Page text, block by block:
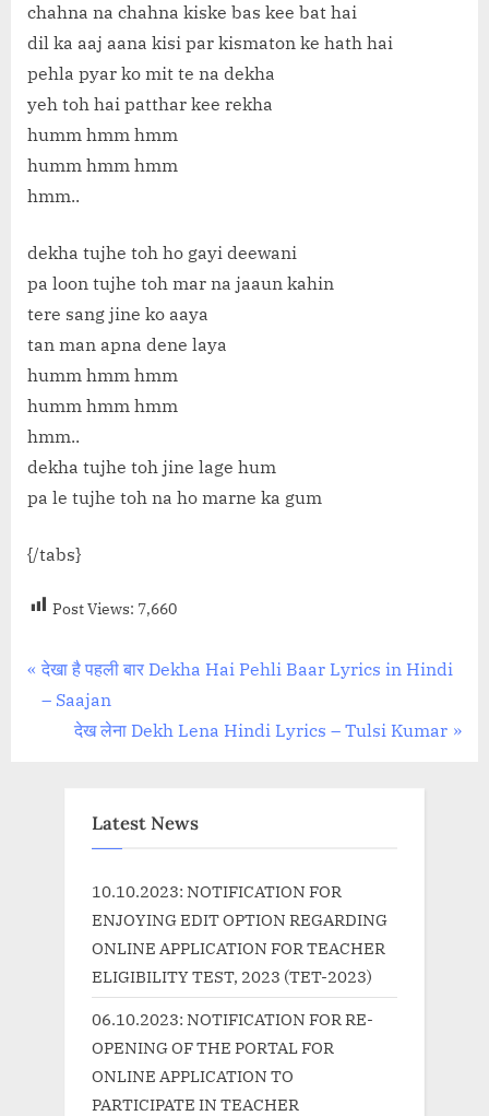
chahna na chahna kiske bas kee bat hai
dil ka aaj aana kisi par kismaton ke hath hai
pehla pyar ko mit te na dekha
yeh toh hai patthar kee rekha
humm hmm hmm
humm hmm hmm
hmm..
dekha tujhe toh ho gayi deewani
pa loon tujhe toh mar na jaaun kahin
tere sang jine ko aaya
tan man apna dene laya
humm hmm hmm
humm hmm hmm
hmm..
dekha tujhe toh jine lage hum
pa le tujhe toh na ho marne ka gum
{/tabs}
Post Views: 7,660
Post
navigation
P
r
देखा है पहली बार Dekha Hai Pehli Baar Lyrics in Hindi
– Saajan
N
देख लेना Dekh Lena Hindi Lyrics – Tulsi Kumar
Latest News
10.10.2023: NOTIFICATION FOR
ENJOYING EDIT OPTION REGARDING
ONLINE APPLICATION FOR TEACHER
ELIGIBILITY TEST, 2023 (TET-2023)
06.10.2023: NOTIFICATION FOR RE-
OPENING OF THE PORTAL FOR
ONLINE APPLICATION TO
PARTICIPATE IN TEACHER